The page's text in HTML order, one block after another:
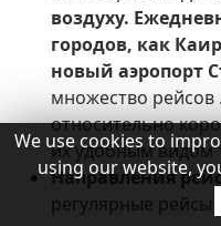
воздуху.
городов, как
новый аэропорт
множество рейсов
относительно
их удобным видом
Направления
регулярные рейсы
We use cookies to
using our website,